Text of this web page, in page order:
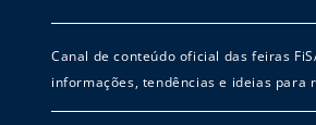
Canal de conteúdo oficial das feiras
informações, tendências e ideias para